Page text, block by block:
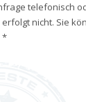
telefonisch
nicht. Sie
*